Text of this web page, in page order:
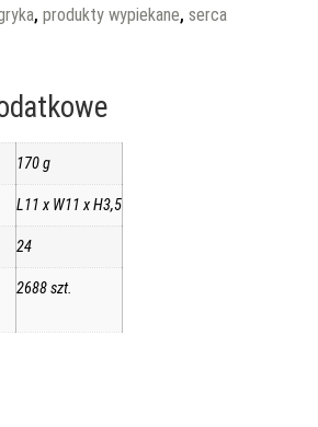
,produkty wypiekane,serca
170 g
L11 x W11 x H3,5
24
2688 szt.